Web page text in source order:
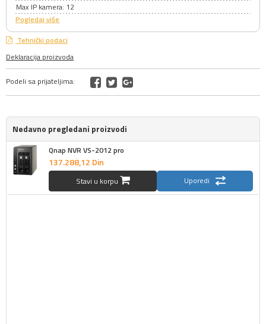
Max IP kamera: 12
Pogledaj više
Tehnički podaci
Deklaracija proizvoda
Podeli sa prijateljima:
Nedavno pregledani proizvodi
Qnap NVR VS-2012 pro
137.288,12 Din
Stavi u korpu Uporedi